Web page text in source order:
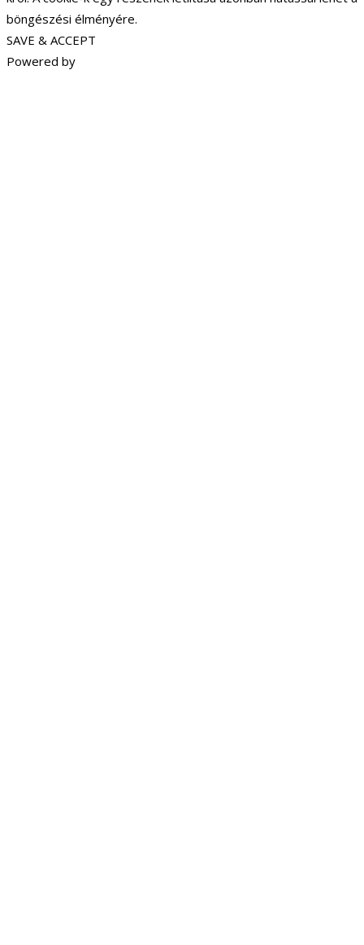
böngészési élményére.
SAVE & ACCEPT
Powered by